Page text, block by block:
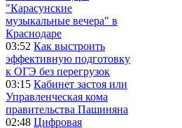
"Карасунские
музыкальные вечера" в
Краснодаре
03:52 Как выстроить
эффективную подготовку
к ОГЭ без перегрузок
03:15 Кабинет застоя или
Управленческая кома
правительства Пашиняна
02:48 Цифровая